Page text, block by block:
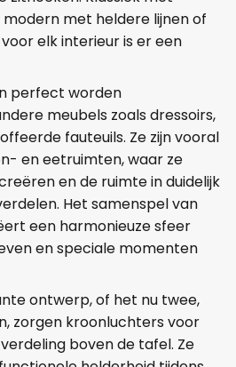
met heldere lijnen of
elk interieur is er een
perfect worden
meubels zoals dressoirs,
fauteuils. Ze zijn vooral
en eetruimten, waar ze
en de ruimte in duidelijk
Het samenspel van
een harmonieuze sfeer
en speciale momenten
ontwerp, of het nu twee,
zorgen kroonluchters voor
boven de tafel. Ze